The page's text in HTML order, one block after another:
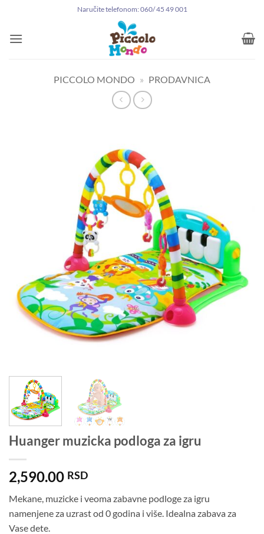
sadržaj
Naručite telefonom: 060/ 45 49 001
PICCOLO MONDO » PRODAVNICA
Huanger muzicka podloga za igru
2,590.00 RSD
Mekane, muzicke i veoma zabavne podloge za igru
namenjene za uzrast od 0 godina i više. Idealna zabava za
Vase dete.